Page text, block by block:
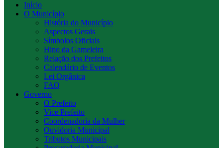
Início
O Município
História do Município
Aspectos Gerais
Símbolos Oficiais
Hino da Gameleira
Relação dos Prefeitos
Calendário de Eventos
Lei Orgânica
FAQ
Governo
O Prefeito
Vice Prefeito
Coordenadoria da Mulher
Ouvidoria Municipal
Tributos Municipais